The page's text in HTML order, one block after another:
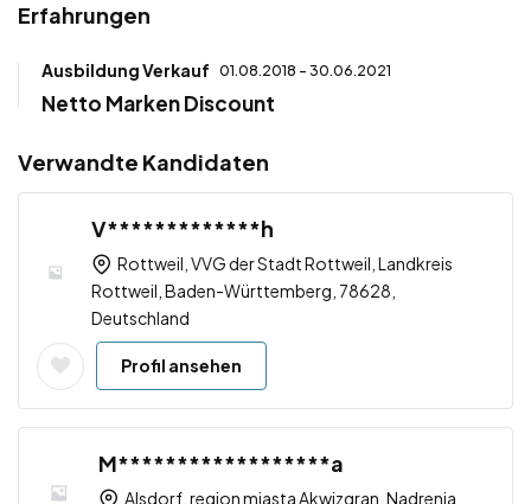
Erfahrungen
Ausbildung Verkauf 01.08.2018 - 30.06.2021
Netto Marken Discount
Verwandte Kandidaten
V*************h
Rottweil, VVG der Stadt Rottweil, Landkreis
Rottweil, Baden-Württemberg, 78628,
Deutschland
Profil ansehen
M******************a
Alsdorf, region miasta Akwizgran, Nadrenia